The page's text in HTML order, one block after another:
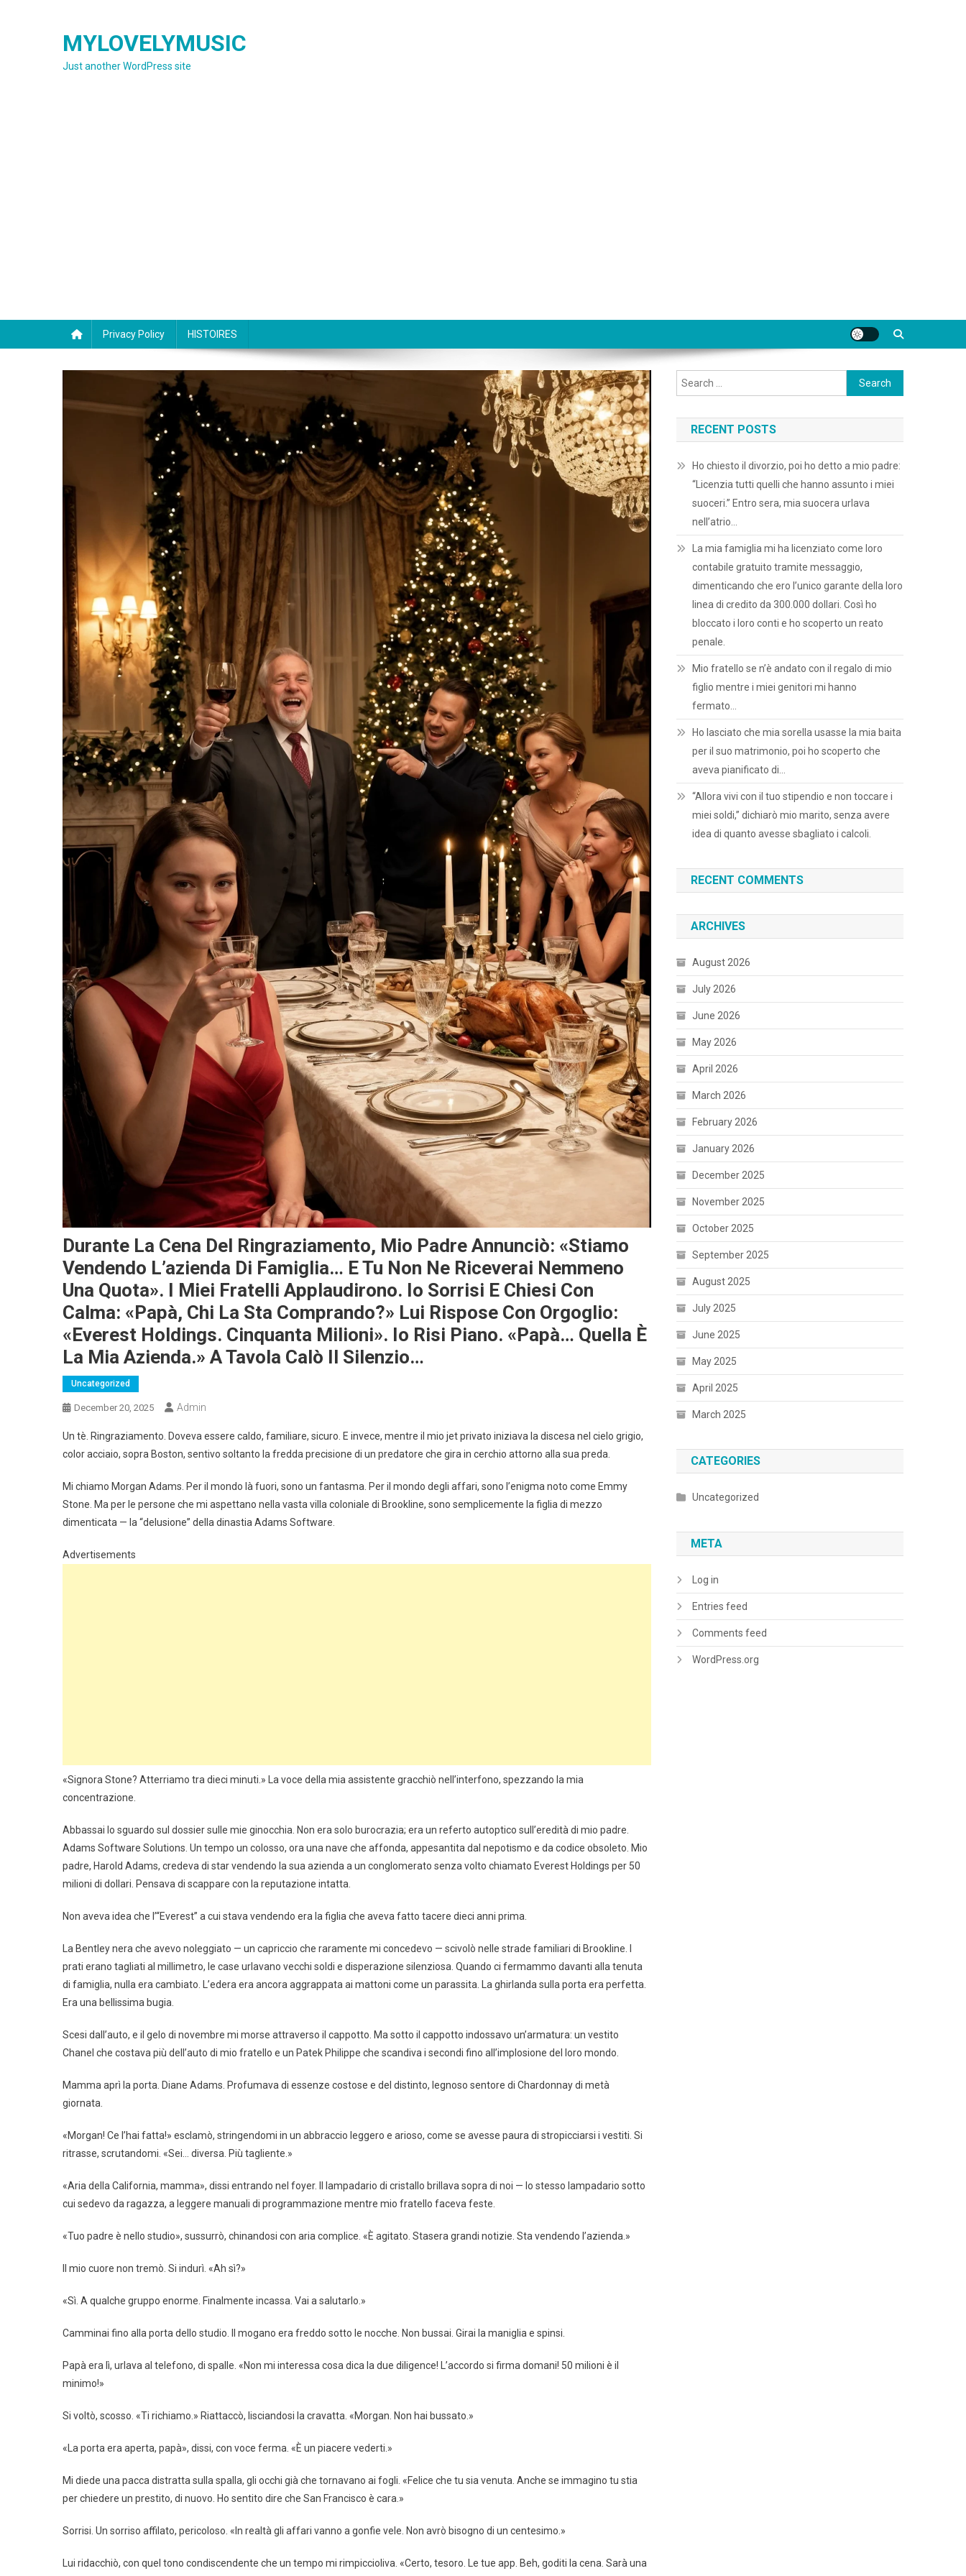
MYLOVELYMUSIC
Just another WordPress site
Privacy Policy HISTOIRES
Durante La Cena Del Ringraziamento, Mio Padre Annunciò: «Stiamo
Vendendo L’azienda Di Famiglia… E Tu Non Ne Riceverai Nemmeno
Una Quota». I Miei Fratelli Applaudirono. Io Sorrisi E Chiesi Con
Calma: «Papà, Chi La Sta Comprando?» Lui Rispose Con Orgoglio:
«Everest Holdings. Cinquanta Milioni». Io Risi Piano. «Papà… Quella È
La Mia Azienda.» A Tavola Calò Il Silenzio…
Uncategorized
December 20, 2025 Admin
Un tè. Ringraziamento. Doveva essere caldo, familiare, sicuro. E invece, mentre il mio jet privato iniziava la discesa nel cielo grigio,
color acciaio, sopra Boston, sentivo soltanto la fredda precisione di un predatore che gira in cerchio attorno alla sua preda.
Mi chiamo Morgan Adams. Per il mondo là fuori, sono un fantasma. Per il mondo degli affari, sono l’enigma noto come Emmy
Stone. Ma per le persone che mi aspettano nella vasta villa coloniale di Brookline, sono semplicemente la figlia di mezzo
dimenticata — la “delusione” della dinastia Adams Software.
Advertisements
«Signora Stone? Atterriamo tra dieci minuti.» La voce della mia assistente gracchiò nell’interfono, spezzando la mia
concentrazione.
Abbassai lo sguardo sul dossier sulle mie ginocchia. Non era solo burocrazia; era un referto autoptico sull’eredità di mio padre.
Adams Software Solutions. Un tempo un colosso, ora una nave che affonda, appesantita dal nepotismo e da codice obsoleto. Mio
padre, Harold Adams, credeva di star vendendo la sua azienda a un conglomerato senza volto chiamato Everest Holdings per 50
milioni di dollari. Pensava di scappare con la reputazione intatta.
Non aveva idea che l’“Everest” a cui stava vendendo era la figlia che aveva fatto tacere dieci anni prima.
La Bentley nera che avevo noleggiato — un capriccio che raramente mi concedevo — scivolò nelle strade familiari di Brookline. I
prati erano tagliati al millimetro, le case urlavano vecchi soldi e disperazione silenziosa. Quando ci fermammo davanti alla tenuta
di famiglia, nulla era cambiato. L’edera era ancora aggrappata ai mattoni come un parassita. La ghirlanda sulla porta era perfetta.
Era una bellissima bugia.
Scesi dall’auto, e il gelo di novembre mi morse attraverso il cappotto. Ma sotto il cappotto indossavo un’armatura: un vestito
Chanel che costava più dell’auto di mio fratello e un Patek Philippe che scandiva i secondi fino all’implosione del loro mondo.
Mamma aprì la porta. Diane Adams. Profumava di essenze costose e del distinto, legnoso sentore di Chardonnay di metà
giornata.
«Morgan! Ce l’hai fatta!» esclamò, stringendomi in un abbraccio leggero e arioso, come se avesse paura di stropicciarsi i vestiti. Si
ritrasse, scrutandomi. «Sei… diversa. Più tagliente.»
«Aria della California, mamma», dissi entrando nel foyer. Il lampadario di cristallo brillava sopra di noi — lo stesso lampadario sotto
cui sedevo da ragazza, a leggere manuali di programmazione mentre mio fratello faceva feste.
«Tuo padre è nello studio», sussurrò, chinandosi con aria complice. «È agitato. Stasera grandi notizie. Sta vendendo l’azienda.»
Il mio cuore non tremò. Si indurì. «Ah sì?»
«Sì. A qualche gruppo enorme. Finalmente incassa. Vai a salutarlo.»
Camminai fino alla porta dello studio. Il mogano era freddo sotto le nocche. Non bussai. Girai la maniglia e spinsi.
Papà era lì, urlava al telefono, di spalle. «Non mi interessa cosa dica la due diligence! L’accordo si firma domani! 50 milioni è il
minimo!»
Si voltò, scosso. «Ti richiamo.» Riattaccò, lisciandosi la cravatta. «Morgan. Non hai bussato.»
«La porta era aperta, papà», dissi, con voce ferma. «È un piacere vederti.»
Mi diede una pacca distratta sulla spalla, gli occhi già che tornavano ai fogli. «Felice che tu sia venuta. Anche se immagino tu stia
per chiedere un prestito, di nuovo. Ho sentito dire che San Francisco è cara.»
Sorrisi. Un sorriso affilato, pericoloso. «In realtà gli affari vanno a gonfie vele. Non avrò bisogno di un centesimo.»
Lui ridacchiò, con quel tono condiscendente che un tempo mi rimpiccioliva. «Certo, tesoro. Le tue app. Beh, goditi la cena. Sarà una
Search
for:
RECENT POSTS
Ho chiesto il divorzio, poi ho detto a mio padre:
“Licenzia tutti quelli che hanno assunto i miei
suoceri.” Entro sera, mia suocera urlava
nell’atrio…
La mia famiglia mi ha licenziato come loro
contabile gratuito tramite messaggio,
dimenticando che ero l’unico garante della loro
linea di credito da 300.000 dollari. Così ho
bloccato i loro conti e ho scoperto un reato
penale.
Mio fratello se n’è andato con il regalo di mio
figlio mentre i miei genitori mi hanno
fermato…
Ho lasciato che mia sorella usasse la mia baita
per il suo matrimonio, poi ho scoperto che
aveva pianificato di…
“Allora vivi con il tuo stipendio e non toccare i
miei soldi,” dichiarò mio marito, senza avere
idea di quanto avesse sbagliato i calcoli.
RECENT COMMENTS
ARCHIVES
August 2026
July 2026
June 2026
May 2026
April 2026
March 2026
February 2026
January 2026
December 2025
November 2025
October 2025
September 2025
August 2025
July 2025
June 2025
May 2025
April 2025
March 2025
CATEGORIES
Uncategorized
META
Log in
Entries feed
Comments feed
WordPress.org